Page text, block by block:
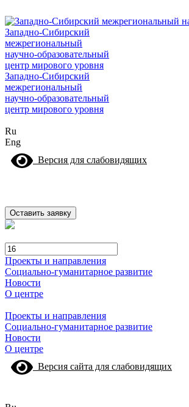
Западно-Сибирский
межрегиональный
научно-образовательный
центр мирового уровня
Западно-Сибирский
межрегиональный
научно-образовательный
центр мирового уровня
Ru
Eng
Версия для слабовидящих
Оставить заявку
Проекты и направления
Социально-гуманитарное развитие
Новости
О центре
Проекты и направления
Социально-гуманитарное развитие
Новости
О центре
Версия сайта для слабовидящих